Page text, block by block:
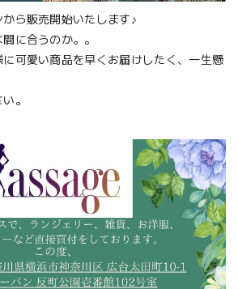
ら販売開始いたします♪
に合うのか。。
可愛い商品を早くお届けしたく、一生懸
。